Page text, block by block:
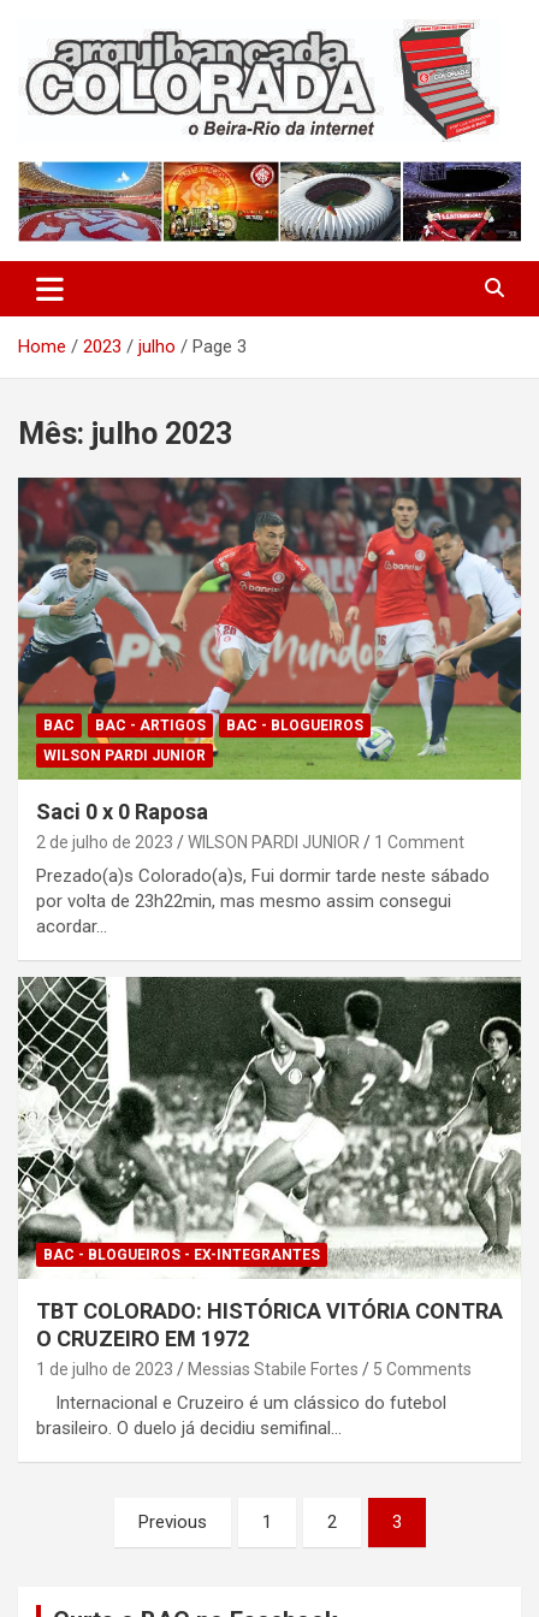
content
Arquibancada Colorada
Home 2023 julho Page 3
Mês: julho 2023
BAC BAC - ARTIGOS
BAC - BLOGUEIROS
WILSON PARDI JUNIOR
Saci 0 x 0 Raposa
2 de julho de 2023 WILSON PARDI JUNIOR 1 Comment
Prezado(a)s Colorado(a)s, Fui dormir tarde neste sábado
por volta de 23h22min, mas mesmo assim consegui
acordar…
BAC - BLOGUEIROS - EX-INTEGRANTES
TBT COLORADO: HISTÓRICA VITÓRIA CONTRA
O CRUZEIRO EM 1972
1 de julho de 2023 Messias Stabile Fortes 5 Comments
Internacional e Cruzeiro é um clássico do futebol
brasileiro. O duelo já decidiu semifinal…
PaginaçãoPrevious 1 2 3